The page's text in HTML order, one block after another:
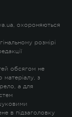
охороняються
розмірі
обсягом не
матеріалу, з
а для
в підзаголовку